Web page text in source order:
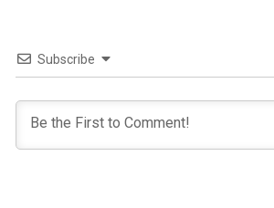
Subscribe